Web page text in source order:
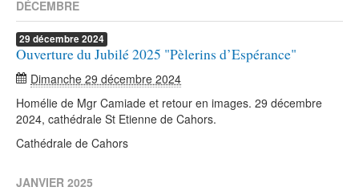
DÉCEMBRE
29 décembre2024
Ouverture du Jubilé 2025 "Pèlerins d’Espérance"
Dimanche 29 décembre 2024
Homélie de Mgr Camiade et retour en images. 29 décembre
2024, cathédrale St Etienne de Cahors.
Cathédrale de Cahors
JANVIER 2025